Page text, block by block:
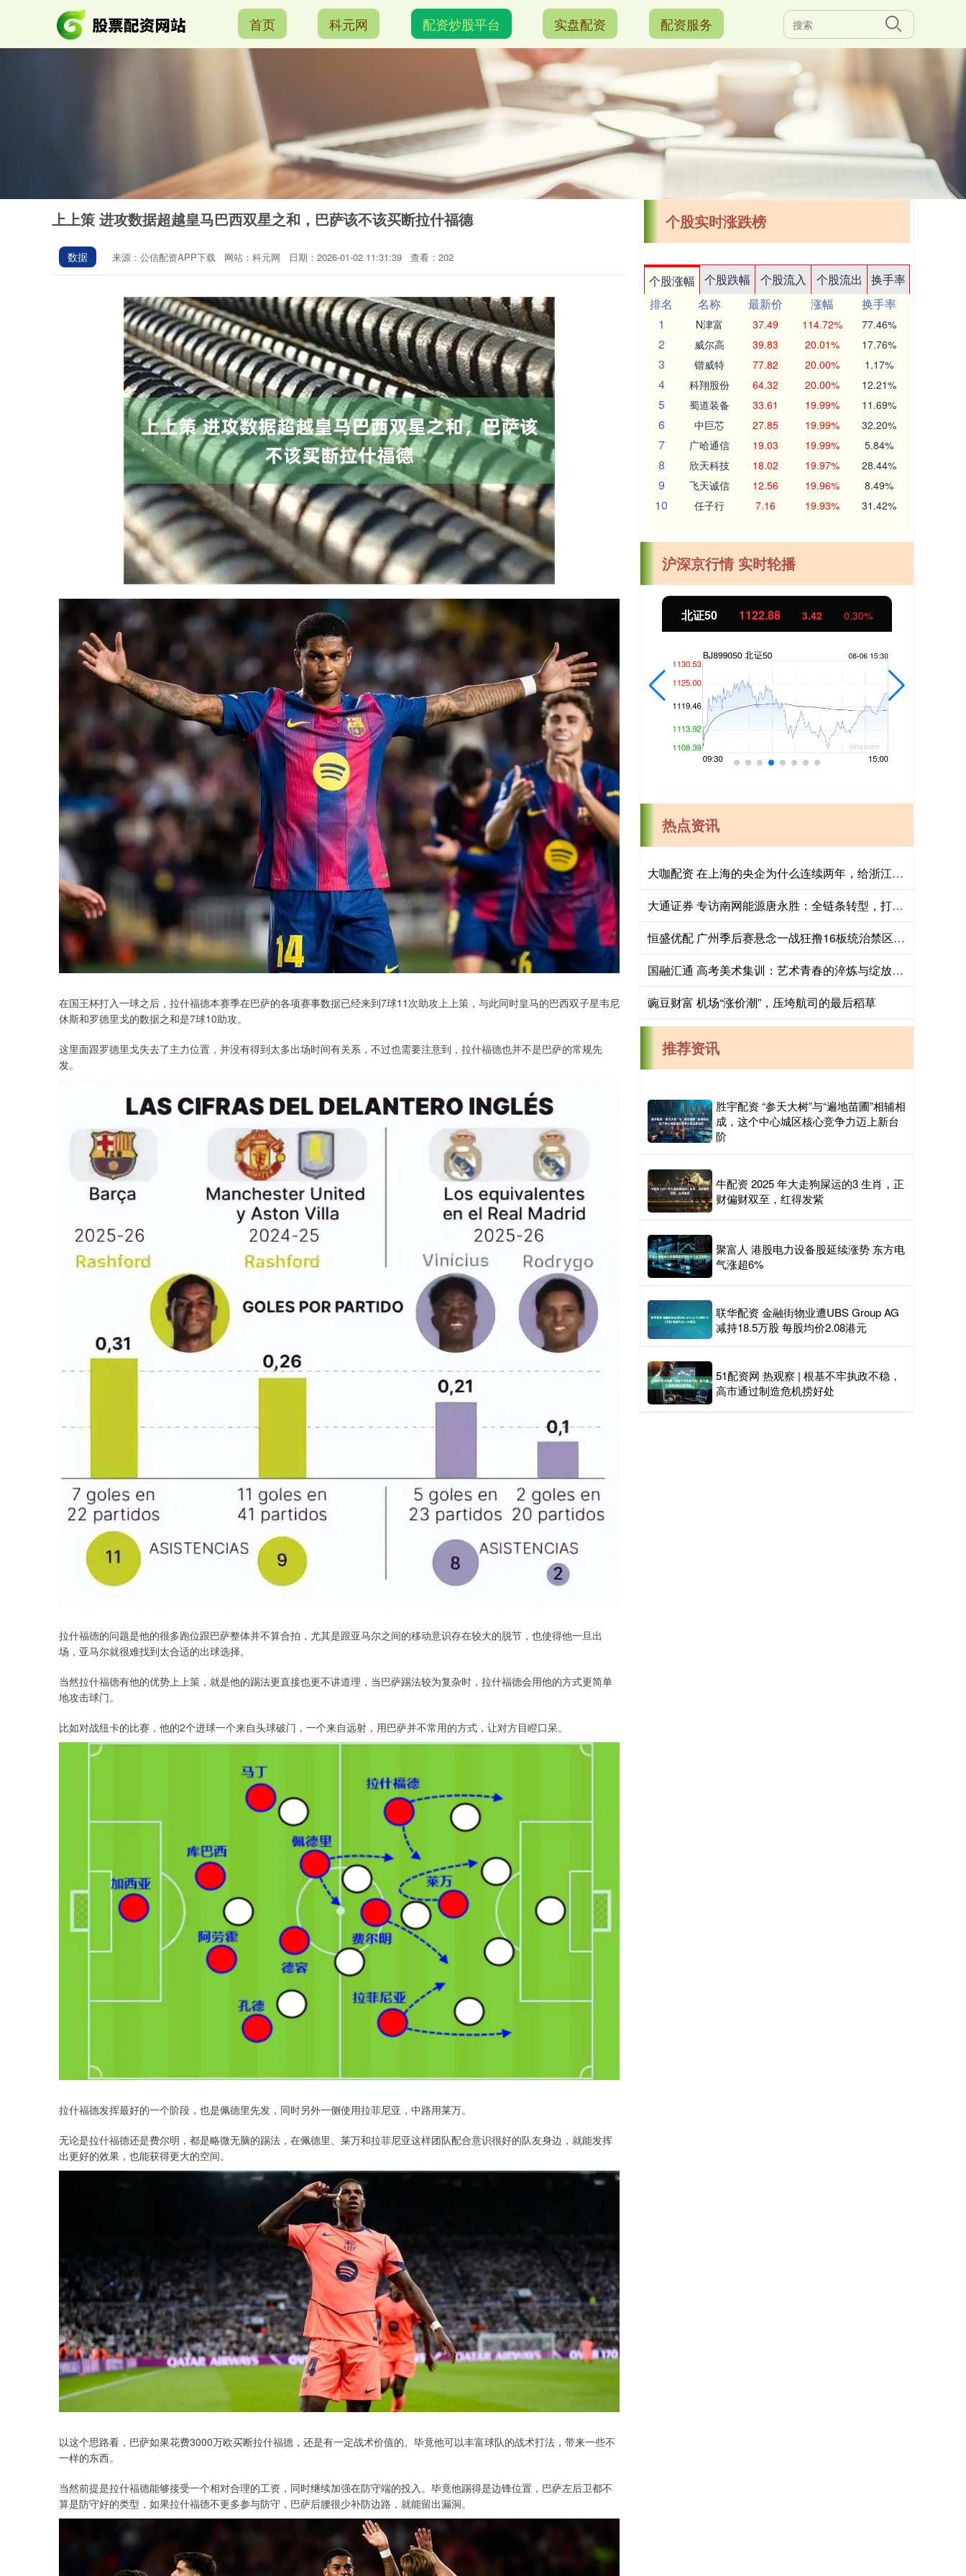
首页 科元网 配资炒股平台 实盘配资 配资服务
上上策 进攻数据超越皇马巴西双星之和，巴萨该不该买断拉什福德
数据 来源：公信配资APP下载 网站：科元网 日期：2026-01-02 11:31:39 查看：202
在国王杯打入一球之后，拉什福德本赛季在巴萨的各项赛事数据已经来到7球11次助攻上上策，与此同时皇马的巴西双子星韦尼
休斯和罗德里戈的数据之和是7球10助攻。
这里面跟罗德里戈失去了主力位置，并没有得到太多出场时间有关系，不过也需要注意到，拉什福德也并不是巴萨的常规先
发。
拉什福德的问题是他的很多跑位跟巴萨整体并不算合拍，尤其是跟亚马尔之间的移动意识存在较大的脱节，也使得他一旦出
场，亚马尔就很难找到太合适的出球选择。
当然拉什福德有他的优势上上策，就是他的踢法更直接也更不讲道理，当巴萨踢法较为复杂时，拉什福德会用他的方式更简单
地攻击球门。
比如对战纽卡的比赛，他的2个进球一个来自头球破门，一个来自远射，用巴萨并不常用的方式，让对方目瞪口呆。
拉什福德发挥最好的一个阶段，也是佩德里先发，同时另外一侧使用拉菲尼亚，中路用莱万。
无论是拉什福德还是费尔明，都是略微无脑的踢法，在佩德里、莱万和拉菲尼亚这样团队配合意识很好的队友身边，就能发挥
出更好的效果，也能获得更大的空间。
以这个思路看，巴萨如果花费3000万欧买断拉什福德，还是有一定战术价值的。毕竟他可以丰富球队的战术打法，带来一些不
一样的东西。
当然前提是拉什福德能够接受一个相对合理的工资，同时继续加强在防守端的投入。毕竟他踢得是边锋位置，巴萨左后卫都不
算是防守好的类型，如果拉什福德不更多参与防守，巴萨后腰很少补防边路，就能留出漏洞。
个股实时涨跌榜
个股涨幅 个股跌幅 个股流入 个股流出
换手率
排名
名称 最新价 涨幅
换手率
1
N津富 37.49 114.72% 77.46%
2 威尔高 39.83 20.01% 17.76%
3 锴威特 77.82 20.00% 1.17%
4 科翔股份 64.32 20.00% 12.21%
5 蜀道装备 33.61 19.99% 11.69%
6 中巨芯 27.85 19.99% 32.20%
7 广哈通信 19.03 19.99% 5.84%
8 欣天科技 18.02 19.97% 28.44%
9 飞天诚信 12.56 19.96% 8.49%
10 任子行 7.16 19.93% 31.42%
沪深京行情 实时轮播
0.57% 深证成指 14110.12 -0.24% 沪深300 4651.31 北证50 1122.88 3.42 0.30%
热点资讯
大咖配资 在上海的央企为什么连续两年，给浙江小县城里的这个创新中心写感谢信？
大通证券 专访南网能源唐永胜：全链条转型，打开能源低碳发展新赛道
恒盛优配 广州季后赛悬念一战狂撸16板统治禁区 徐昕压制福建核心大外援
国融汇通 高考美术集训：艺术青春的淬炼与绽放_训练_模拟_素描
豌豆财富 机场“涨价潮”，压垮航司的最后稻草
推荐资讯
胜宇配资 “参天大树”与“遍地苗圃”相辅相
成，这个中心城区核心竞争力迈上新台
阶
牛配资 2025 年大走狗屎运的3 生肖，正
财偏财双至，红得发紫
聚富人 港股电力设备股延续涨势 东方电
气涨超6%
联华配资 金融街物业遭UBS Group AG
减持18.5万股 每股均价2.08港元
51配资网 热观察 | 根基不牢执政不稳，
高市通过制造危机捞好处